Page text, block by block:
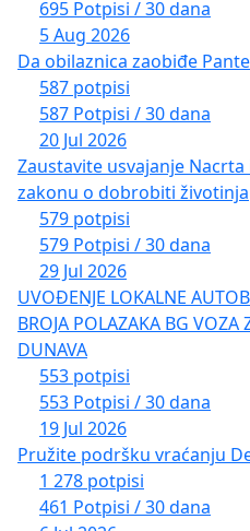
695 Potpisi / 30 dana
5 Aug 2026
Da obilaznica zaobiđe
587 potpisi
587 Potpisi / 30 dana
20 Jul 2026
Zaustavite usvajanje
zakonu o dobrobiti životinja
579 potpisi
579 Potpisi / 30 dana
29 Jul 2026
UVOĐENJE LOKALNE
BROJA POLAZAKA BG VOZA
DUNAVA
553 potpisi
553 Potpisi / 30 dana
19 Jul 2026
Pružite podršku vraćanju
1 278 potpisi
461 Potpisi / 30 dana